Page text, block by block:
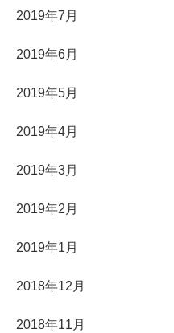
2019年7月
2019年6月
2019年5月
2019年4月
2019年3月
2019年2月
2019年1月
2018年12月
2018年11月